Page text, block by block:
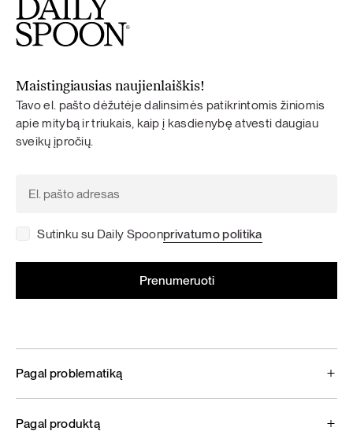
Maistingiausias naujienlaiškis!
Tavo el. pašto dėžutėje dalinsimės patikrintomis žiniomis
apie mitybą ir triukais, kaip į kasdienybę atvesti daugiau
sveikų įpročių.
Sutinku su Daily Spoonprivatumo politika
Pagal problematiką
Pagal produktą